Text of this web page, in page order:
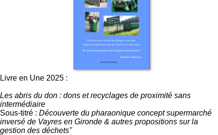
Livre en Une 2025 :
Les abris du don : dons et recyclages de proximité sans
intermédiaire
Sous-titré : Découverte du pharaonique concept supermarché
inversé de Vayres en Gironde & autres propositions sur la
gestion des déchets"